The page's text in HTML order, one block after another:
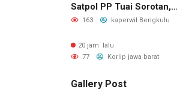
Satpol PP Tuai Sorotan,
Publik Pertanyakan Izin
163 kaperwil Bengkulu
20 jam lalu
77
Korlip jawa barat
Gallery Post